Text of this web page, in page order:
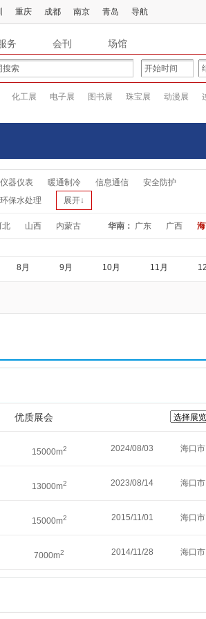
重庆 成都 南京 青岛 导航
务 会刊 场馆
化工展 电子展 图书展 珠宝展 动漫展
仪器仪表 暖通制冷 信息通信
安全防护
环保水处理 展开↓
北 山西 内蒙古 华南： 广东 广西
8月 9月 10月 11月
优质展会
15000m2 2024/08/03 海口市
13000m2 2023/08/14 海口市
15000m2 2015/11/01 海口市
7000m2 2014/11/28 海口市